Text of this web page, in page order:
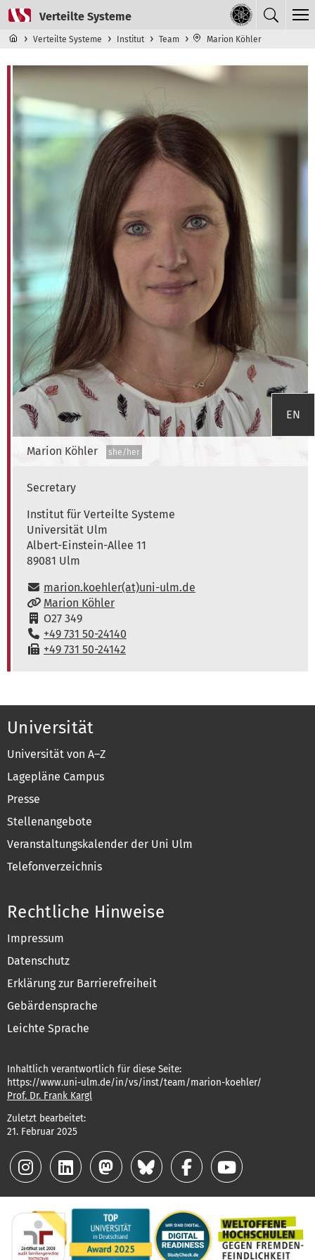
Direkt zum Inhalt
Navigationsmenü der obersten Ebene
EN
Verteilte Systeme Institut Team Marion Köhler
Marion Köhler she/her
Secretary
Institute of Distributed Systems
Institut für Verteilte Systeme
Universität Ulm
Albert-Einstein-Allee 11
89081 Ulm
E-Mail:
marion.koehler(at)uni-ulm.de
www:
Marion Köhler
Raum:
O27 349
Telefon:
+49 731 50-24140
Fax:
+49 731 50-24142
Universität
Universität von A–Z
Lagepläne Campus
Presse
Stellenangebote
Veranstaltungskalender der Uni Ulm
Telefonverzeichnis
Rechtliche Hinweise
Impressum
Datenschutz
Erklärung zur Barrierefreiheit
Gebärdensprache
Leichte Sprache
Inhaltlich verantwortlich für diese Seite:
https://www.uni-ulm.de/in/vs/inst/team/marion-koehler/
Prof. Dr. Frank Kargl
Zuletzt bearbeitet:
21. Februar 2025